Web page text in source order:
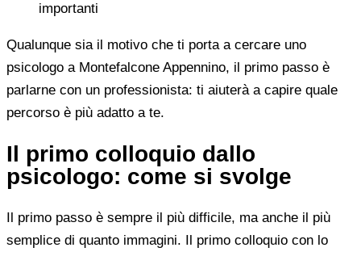
importanti
Qualunque sia il motivo che ti porta a cercare uno
psicologo a Montefalcone Appennino, il primo passo è
parlarne con un professionista: ti aiuterà a capire quale
percorso è più adatto a te.
Il primo colloquio dallo
psicologo: come si svolge
Il primo passo è sempre il più difficile, ma anche il più
semplice di quanto immagini. Il primo colloquio con lo